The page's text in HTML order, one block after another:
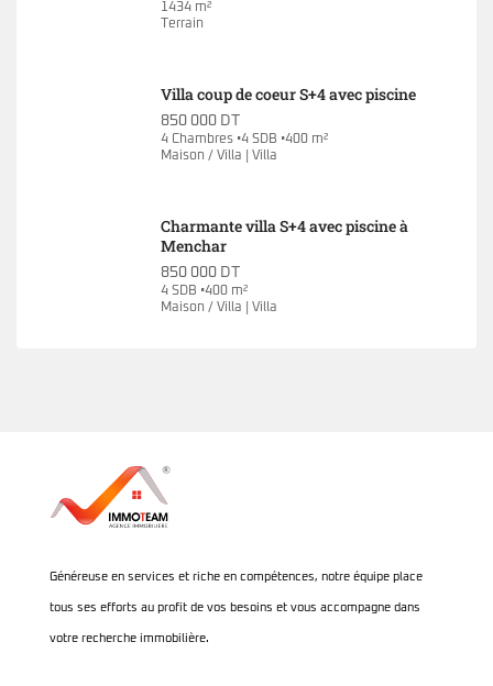
1434 m²
Terrain
Villa coup de coeur S+4 avec piscine
850 000 DT
4 Chambres •4 SDB •400 m²
Maison / Villa | Villa
Charmante villa S+4 avec piscine à
Menchar
850 000 DT
4 SDB •400 m²
Maison / Villa | Villa
Généreuse en services et riche en compétences, notre équipe place
tous ses efforts au profit de vos besoins et vous accompagne dans
votre recherche immobilière.